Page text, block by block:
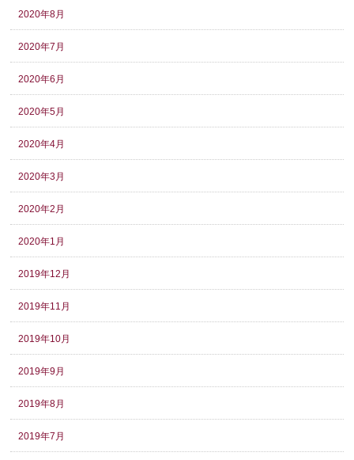
2020年8月
2020年7月
2020年6月
2020年5月
2020年4月
2020年3月
2020年2月
2020年1月
2019年12月
2019年11月
2019年10月
2019年9月
2019年8月
2019年7月